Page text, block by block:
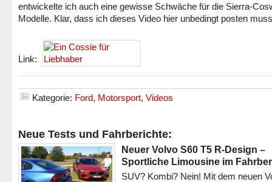
entwickelte ich auch eine gewisse Schwäche für die Sierra-
Modelle. Klar, dass ich dieses Video hier unbedingt posten
Link:
Kategorie: Ford, Motorsport, Videos
Neue Tests und Fahrberichte:
Neuer Volvo S60 T5 R-Design –
Sportliche Limousine im
SUV? Kombi? Nein! Mit dem neuen